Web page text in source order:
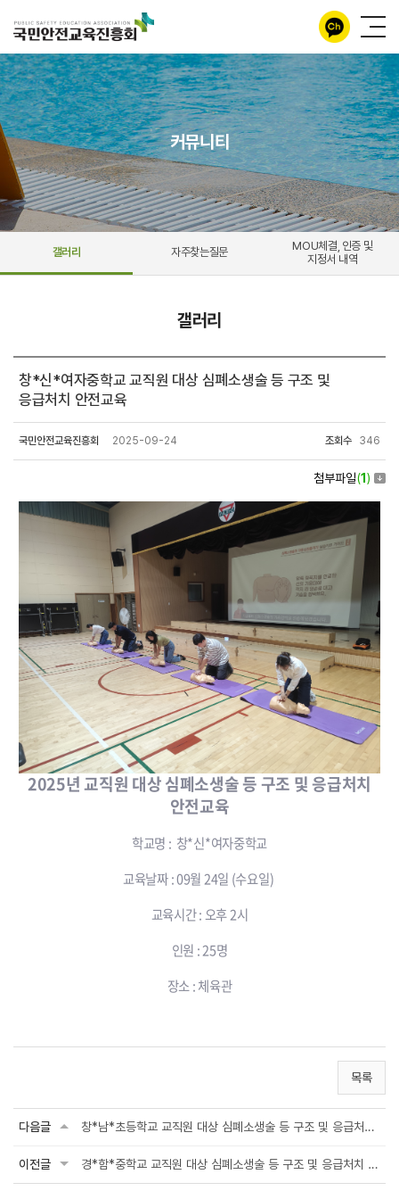
커뮤니티
갤러리 자주찾는질문
MOU체결, 인증 및
지정서 내역
갤러리
창*신*여자중학교 교직원 대상 심폐소생술 등 구조 및
응급처치 안전교육
국민안전교육진흥회 2025-09-24 조회수 346
첨부파일(1 )
2025년 교직원 대상 심폐소생술 등 구조 및 응급처치
안전교육
학교명 : 창*신*여자중학교
교육날짜 : 09월 24일 (수요일)
교육시간 : 오후 2시
인원 : 25명
장소 : 체육관
목록
다음글 창*남*초등학교 교직원 대상 심폐소생술 등 구조 및 응급처치 안전교육
이전글 경*함*중학교 교직원 대상 심폐소생술 등 구조 및 응급처치 안전교육